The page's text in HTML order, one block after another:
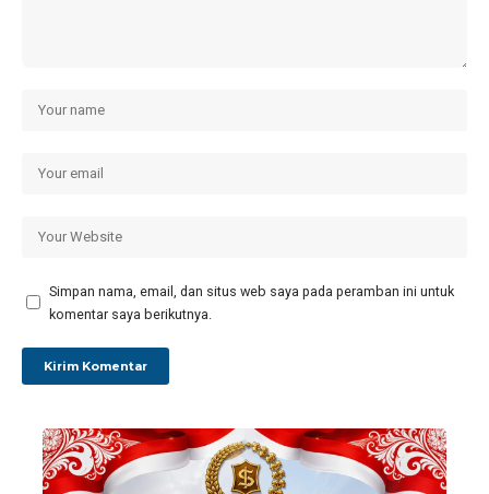
Simpan nama, email, dan situs web saya pada peramban ini untuk
komentar saya berikutnya.